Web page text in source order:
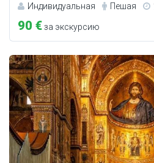
Индивидуальная Пешая
90 €за экскурсию